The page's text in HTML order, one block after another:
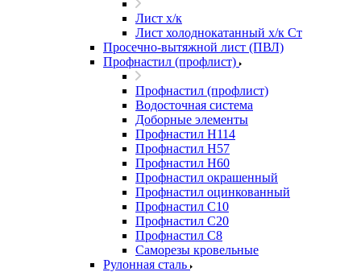
Лист х/к
Лист холоднокатанный х/к Ст
Просечно-вытяжной лист (ПВЛ)
Профнастил (профлист)
Профнастил (профлист)
Водосточная система
Доборные элементы
Профнастил Н114
Профнастил Н57
Профнастил Н60
Профнастил окрашенный
Профнастил оцинкованный
Профнастил С10
Профнастил С20
Профнастил С8
Саморезы кровельные
Рулонная сталь